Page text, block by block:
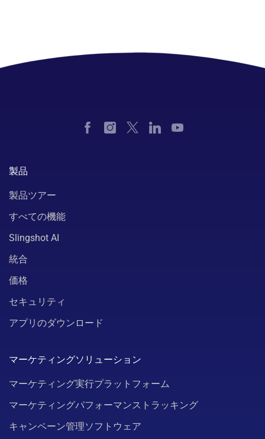
製品
製品ツアー
すべての機能
Slingshot AI
統合
価格
セキュリティ
アプリのダウンロード
マーケティングソリューション
マーケティング実行プラットフォーム
マーケティングパフォーマンストラッキング
キャンペーン管理ソフトウェア